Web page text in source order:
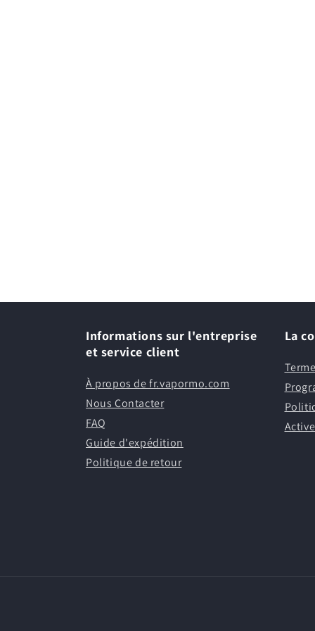
Informations sur l'entreprise
et service client
À propos de fr.vapormo.com
Nous Contacter
FAQ
Guide d'expédition
Politique de retour
La